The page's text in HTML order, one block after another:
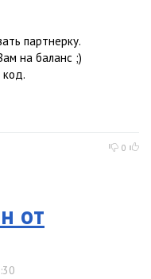
партнерку.
на баланс ;)
0
от